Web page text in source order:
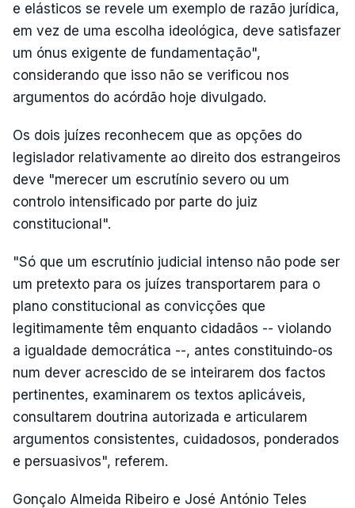
e elásticos se revele um exemplo de razão jurídica,
em vez de uma escolha ideológica, deve satisfazer
um ónus exigente de fundamentação",
considerando que isso não se verificou nos
argumentos do acórdão hoje divulgado.
Os dois juízes reconhecem que as opções do
legislador relativamente ao direito dos estrangeiros
deve "merecer um escrutínio severo ou um
controlo intensificado por parte do juiz
constitucional".
"Só que um escrutínio judicial intenso não pode ser
um pretexto para os juízes transportarem para o
plano constitucional as convicções que
legitimamente têm enquanto cidadãos -- violando
a igualdade democrática --, antes constituindo-os
num dever acrescido de se inteirarem dos factos
pertinentes, examinarem os textos aplicáveis,
consultarem doutrina autorizada e articularem
argumentos consistentes, cuidadosos, ponderados
e persuasivos", referem.
Gonçalo Almeida Ribeiro e José António Teles